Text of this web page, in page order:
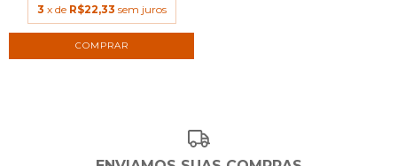
3 x de R$22,33 sem juros